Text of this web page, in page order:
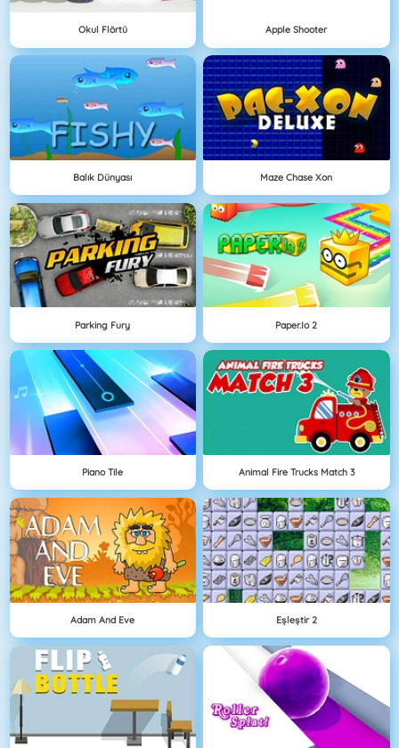
Okul Flörtü Apple Shooter
Balık Dünyası Maze Chase Xon
Parking Fury Paper.io 2
Piano Tile Animal Fire Trucks Match 3
Adam And Eve Eşleştir 2